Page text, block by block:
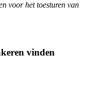
voor het toesturen van
vinden